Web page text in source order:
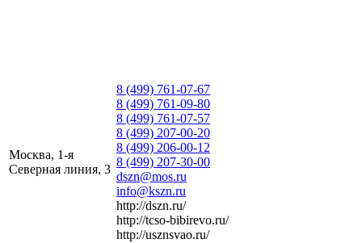
Москва, 1-я
Северная линия, 3
8 (499) 761-07-67
8 (499) 761-09-80
8 (499) 761-07-57
8 (499) 207-00-20
8 (499) 206-00-12
8 (499) 207-30-00
dszn@mos.ru
info@kszn.ru
http://dszn.ru/
http://tcso-bibirevo.ru/
http://usznsvao.ru/